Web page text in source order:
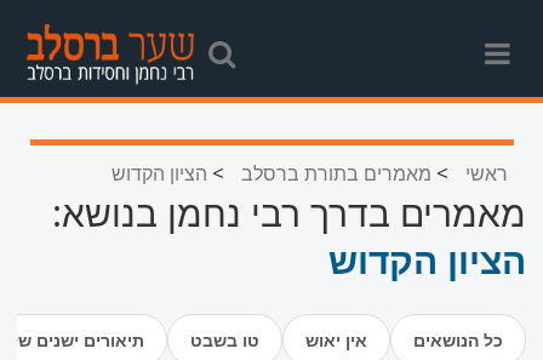
ראשי > מאמרים בתורת ברסלב > הציון הקדוש
מאמרים בדרך רבי נחמן בנושא:
הציון הקדוש
כל הנושאים אין יאוש טו בשבט תיאורים ישנים